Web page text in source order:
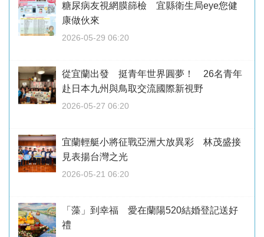
糖尿病友視網膜篩檢 宜縣衛生局eye您健
康做伙來
2026-05-29 06:20
從宜蘭出發 挺青年世界圓夢！ 26名青年
赴日本九州與鳥取交流國際新視野
2026-05-27 06:20
宜蘭輕艇小將征戰亞洲大放異彩 林茂盛接
見表揚台灣之光
2026-05-21 06:20
「藻」到幸福 愛在蘭陽520結婚登記送好
禮